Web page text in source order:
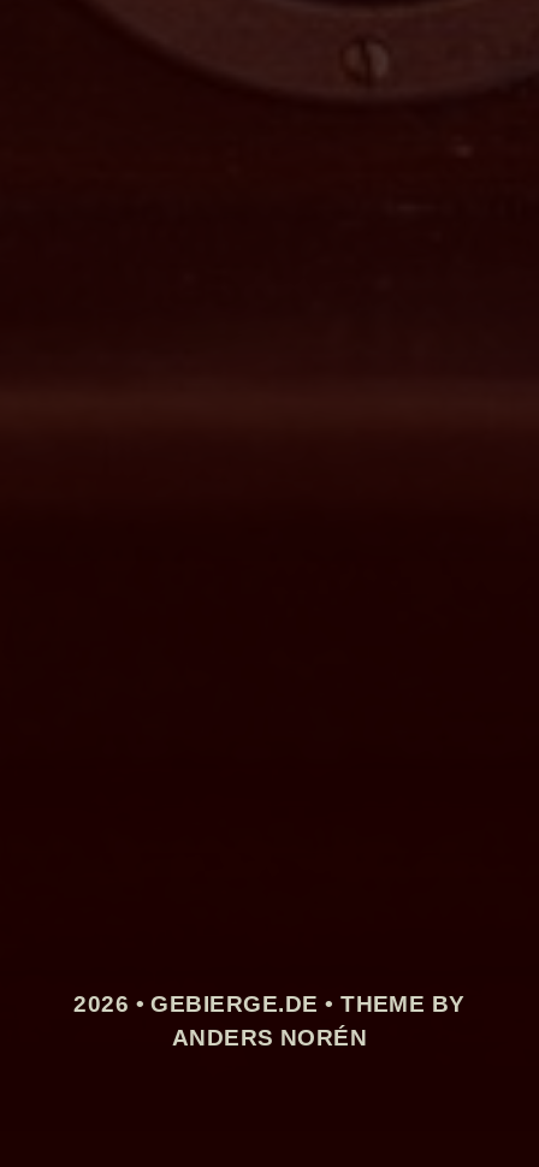
2026 •GEBIERGE.DE • THEME BY
ANDERS NORÉN